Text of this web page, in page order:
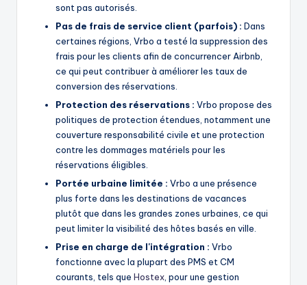
sont pas autorisés.
Pas de frais de service client (parfois) : Dans
certaines régions, Vrbo a testé la suppression des
frais pour les clients afin de concurrencer Airbnb,
ce qui peut contribuer à améliorer les taux de
conversion des réservations.
Protection des réservations : Vrbo propose des
politiques de protection étendues, notamment une
couverture responsabilité civile et une protection
contre les dommages matériels pour les
réservations éligibles.
Portée urbaine limitée : Vrbo a une présence
plus forte dans les destinations de vacances
plutôt que dans les grandes zones urbaines, ce qui
peut limiter la visibilité des hôtes basés en ville.
Prise en charge de l'intégration : Vrbo
fonctionne avec la plupart des PMS et CM
courants, tels que Hostex, pour une gestion